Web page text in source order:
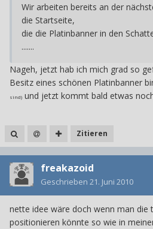
Wir arbeiten bereits an der
die Startseite,
die die Platinbanner in den
.......
Nageh, jetzt hab ich mich grad so
Besitz eines schönen Platinbanner
sind) und jetzt kommt bald etwas
Zitieren
freakazoid
Geschrieben 21. Juni 2010
nette idee wäre doch wenn man die
positionieren könnte so wie in